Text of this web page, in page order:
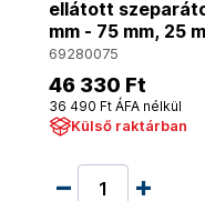
ellátott
mm - 75 mm, 25
69280075
46 330 Ft
36 490 Ft ÁFA nélkül
Külső raktárban